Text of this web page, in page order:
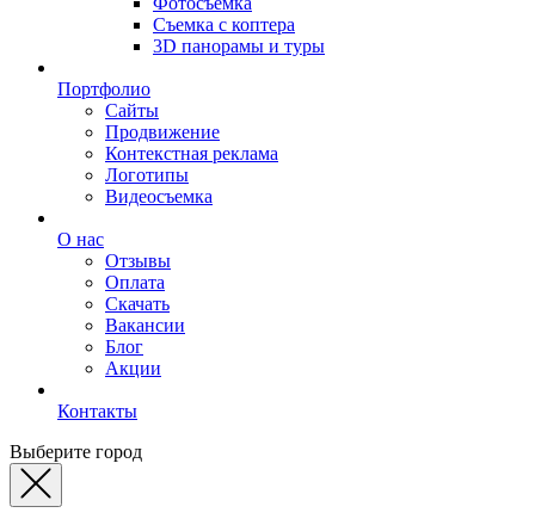
Съемка с коптера
3D панорамы и туры
Портфолио
Сайты
Продвижение
Контекстная реклама
Логотипы
Видеосъемка
О нас
Отзывы
Оплата
Скачать
Вакансии
Блог
Акции
Контакты
Выберите город